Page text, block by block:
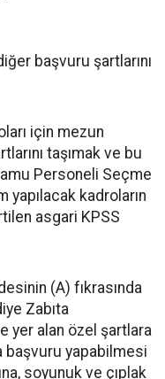
başvuru şartlarını
için mezun
taşımak ve bu
Personeli Seçme
yapılacak kadroların
asgari KPSS
(A) fıkrasında
Zabıta
yer alan özel şartlara
başvuru yapabilmesi
soyunuk ve çıplak